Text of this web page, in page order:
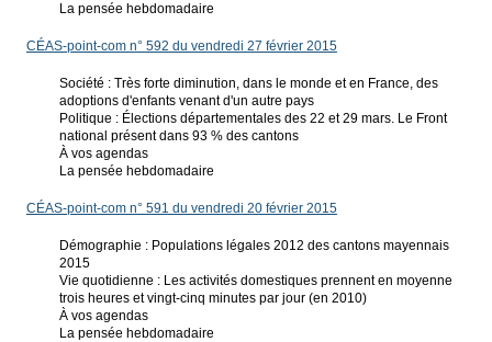
La pensée hebdomadaire
CÉAS-point-com n° 592 du vendredi 27 février 2015
Société : Très forte diminution, dans le monde et en France, des
adoptions d'enfants venant d'un autre pays
Politique : Élections départementales des 22 et 29 mars. Le Front
national présent dans 93 % des cantons
À vos agendas
La pensée hebdomadaire
CÉAS-point-com n° 591 du vendredi 20 février 2015
Démographie : Populations légales 2012 des cantons mayennais
2015
Vie quotidienne : Les activités domestiques prennent en moyenne
trois heures et vingt-cinq minutes par jour (en 2010)
À vos agendas
La pensée hebdomadaire